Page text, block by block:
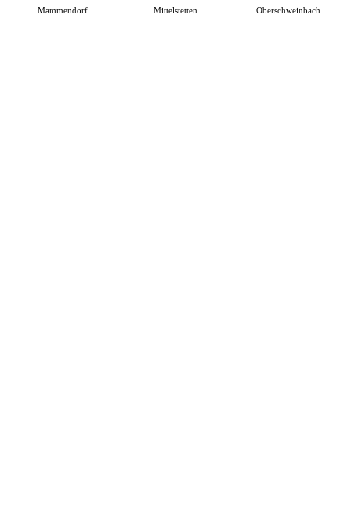
Mammendorf Mittelstetten Oberschweinbach